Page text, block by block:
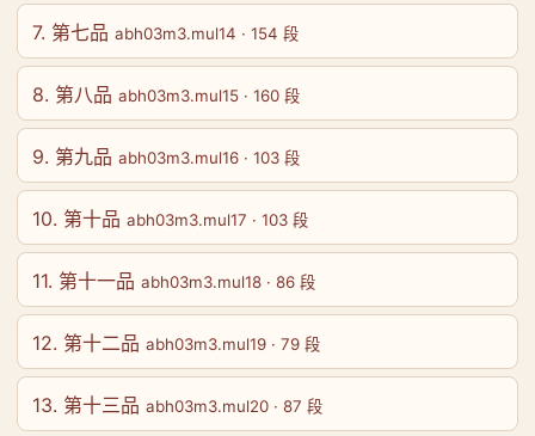
7. 第七品 abh03m3.mul14 · 154 段
8. 第八品 abh03m3.mul15 · 160 段
9. 第九品 abh03m3.mul16 · 103 段
10. 第十品 abh03m3.mul17 · 103 段
11. 第十一品 abh03m3.mul18 · 86 段
12. 第十二品 abh03m3.mul19 · 79 段
13. 第十三品 abh03m3.mul20 · 87 段